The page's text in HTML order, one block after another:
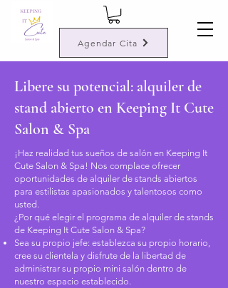
Agendar Cita
Libere su potencial: alquiler de
stand abierto en Keeping It Cute
Salon & Spa
¡Haz realidad tus sueños de salón en Keeping It
Cute Salon & Spa! Nos complace ofrecer
oportunidades de alquiler de stands abiertos
para estilistas apasionados y talentosos como
usted.
¿Por qué elegir el programa de alquiler de stands
de Keeping It Cute Salon & Spa?
Sea su propio jefe: establezca su propio horario,
cree su clientela y disfrute de la libertad de
administrar su propio mini salón dentro de
nuestro espacio establecido.